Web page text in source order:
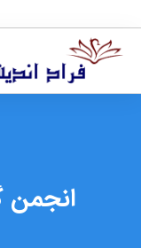
انجمن